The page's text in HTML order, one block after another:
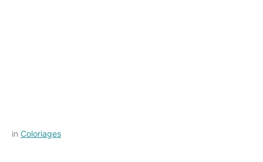
Posted
by
in Coloriages